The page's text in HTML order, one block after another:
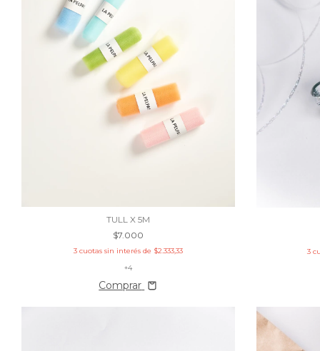
TULL X 5M
$7.000
3 cuotas sin interés de $2.333,33
+4
Comprar
3